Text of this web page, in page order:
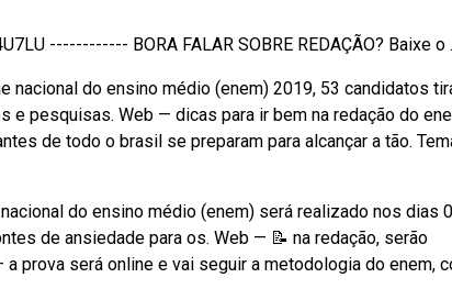
------------ BORA FALAR SOBRE REDAÇÃO? Baixe o
nacional do ensino médio (enem) 2019, 53 candidatos
e pesquisas. Web — dicas para ir bem na redação do
de todo o brasil se preparam para alcançar a tão.
do ensino médio (enem) será realizado nos dias
de ansiedade para os. Web — 📝 na redação, serão
prova será online e vai seguir a metodologia do enem,